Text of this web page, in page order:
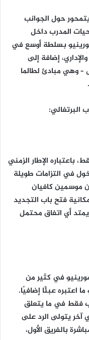
يتمحور حول الجوانب
المدرب داخل
بسلطة أوسع في
إضافة إلى
– وهي مبادئ لطالما
البرتغالي:
باعتباره الإطار الزمني
في التزامات طويلة
موسمين كافيان
فتح باب التجديد
أي اتفاق محتمل
في كثير من
اعتبره عبئًا إضافيًا.
فقط في ما يتعلق
يتولى الرد على
بالفريق الأول،